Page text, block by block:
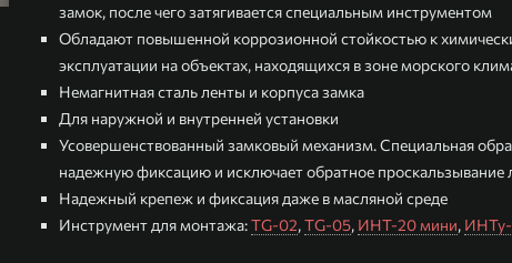
замок, после чего затягивается специальным инструментом
Обладают повышенной коррозионной стойкостью к
эксплуатации на объектах, находящихся в зоне морского
Немагнитная сталь ленты и корпуса замка
Для наружной и внутренней установки
Усовершенствованный замковый механизм. Специальная
надежную фиксацию и исключает обратное проскальзывание
Надежный крепеж и фиксация даже в масляной среде
Инструмент для монтажа:TG-02,TG-05, ИНТ-20 мини,